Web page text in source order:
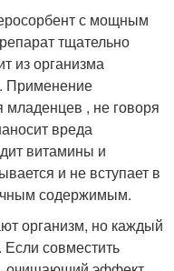
с мощным
тщательно
из организма
Применение
младенцев , не говоря
вреда
витамины и
и не вступает в
содержимым.
организм, но каждый
совместить